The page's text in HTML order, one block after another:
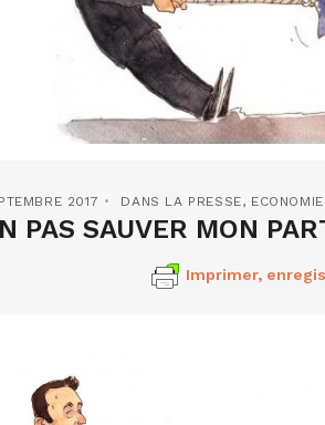
2017 DANS LA PRESSE, ECONOMIE
PAS SAUVER MON
Imprimer,